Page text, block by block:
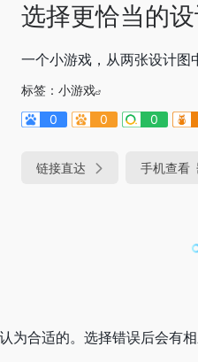
选择更恰当的
一个小游戏，从两张设计图
标签： 小游戏
0
0 0
链接直达 手机查看
为合适的。选择错误后会有相